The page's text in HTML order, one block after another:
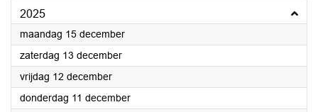
2025
maandag 15 december2025
zaterdag 13 december2025
vrijdag 12 december2025
donderdag 11 december2025